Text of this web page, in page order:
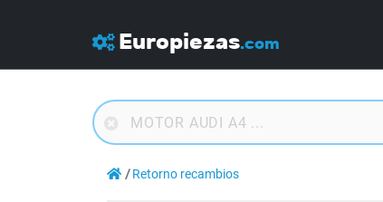
Europiezas.com
Retorno recambios